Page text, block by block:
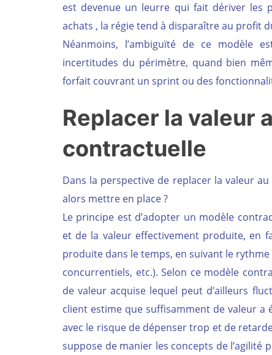
est devenue un leurre qui fait dériver les
achats , la régie tend à disparaître au profit
Néanmoins, l’ambiguïté de ce modèle
incertitudes du périmètre, quand bien
forfait couvrant un sprint ou des
Replacer la valeur
contractuelle
Dans la perspective de replacer la valeur
alors mettre en place ?
Le principe est d’adopter un modèle
et de la valeur effectivement produite, en
produite dans le temps, en suivant le
concurrentiels, etc.). Selon ce modèle
de valeur acquise lequel peut d’ailleurs
client estime que suffisamment de valeur
avec le risque de dépenser trop et de
suppose de manier les concepts de